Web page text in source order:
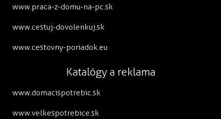
www.praca-z-domu-na-pc.sk
www.cestuj-dovolenkuj.sk
www.cestovny-poriadok.eu
Katalógy a reklama
www.domacispotrebic.sk
www.velkespotrebice.sk